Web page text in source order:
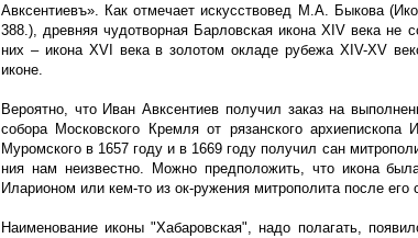
Авксентиевъ». Как отмечает искусствовед М.А. Быкова
388.), древняя чудотворная Барловская икона XIV века не
них – икона XVI века в золотом окладе рубежа XIV-XV
иконе.
Вероятно, что Иван Авксентиев получил заказ на
собора Московского Кремля от рязанского
Муромского в 1657 году и в 1669 году получил сан
ния нам неизвестно. Можно предположить, что икона
Иларионом или кем-то из ок-ружения митрополита после его
Наименование иконы "Хабаровская", надо полагать,